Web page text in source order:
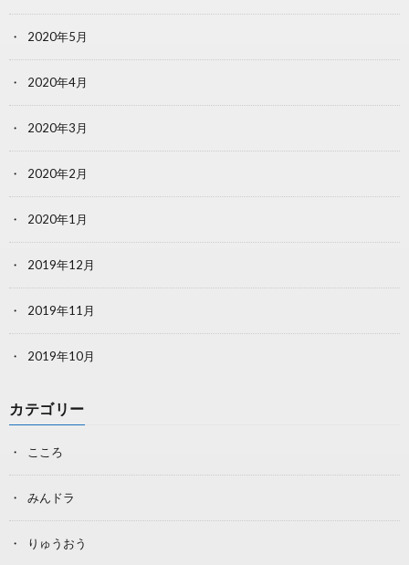
2020年5月
2020年4月
2020年3月
2020年2月
2020年1月
2019年12月
2019年11月
2019年10月
カテゴリー
こころ
みんドラ
りゅうおう